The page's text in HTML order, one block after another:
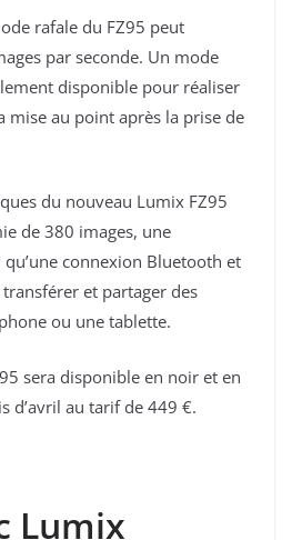
rafale du FZ95 peut
par seconde. Un mode
disponible pour réaliser
mise au point après la prise de
du nouveau Lumix FZ95
de 380 images, une
qu’une connexion Bluetooth et
et partager des
ou une tablette.
sera disponible en noir et en
d’avril au tarif de 449 €.
Lumix